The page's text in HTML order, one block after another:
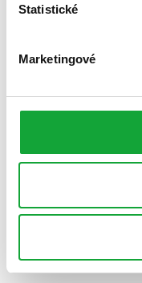
Statistické
Marketingové